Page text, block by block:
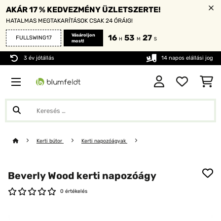
AKÁR 17 % KEDVEZMÉNY ÜZLETSZERTE!
HATALMAS MEGTAKARÍTÁSOK CSAK 24 ÓRÁIG!
FULLSWING17
Vásároljon
most!
16 H 53 M 26 S
3 év jótállás 14 napos elállási jog
Kerti bútor Kerti napozóágyak
Beverly Wood kerti napozóágy
0 értékelés